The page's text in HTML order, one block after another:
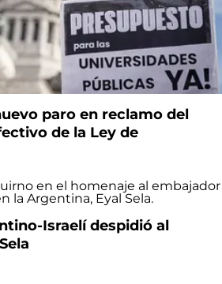
paro en reclamo del
de la Ley de
Israelí despidió al